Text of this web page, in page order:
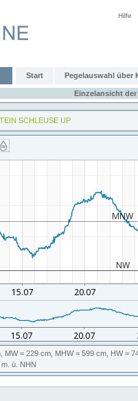
Hilfe
Start Pegelauswahl über
Einzelansicht
SCHLEUSE UP
MW= 229 cm, MHW= 599 cm, HW=
m. ü. NHN